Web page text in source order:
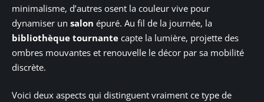
minimalisme, d’autres osent la couleur vive pour
dynamiser un salon épuré. Au fil de la journée, la
bibliothèque tournante capte la lumière, projette des
ombres mouvantes et renouvelle le décor par sa mobilité
discrète.
Voici deux aspects qui distinguent vraiment ce type de